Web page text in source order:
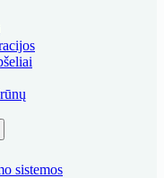
sistemos